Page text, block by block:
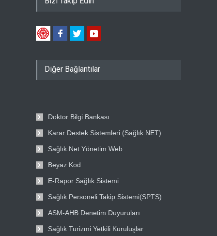
Diğer Bağlantılar
Doktor Bilgi Bankası
Karar Destek Sistemleri (Sağlık.NET)
Sağlık.Net Yönetim Web
Beyaz Kod
E-Rapor Sağlık Sistemi
Sağlık Personeli Takip Sistemi(SPTS)
ASM-AHB Denetim Duyuruları
Sağlık Turizmi Yetkili Kuruluşlar